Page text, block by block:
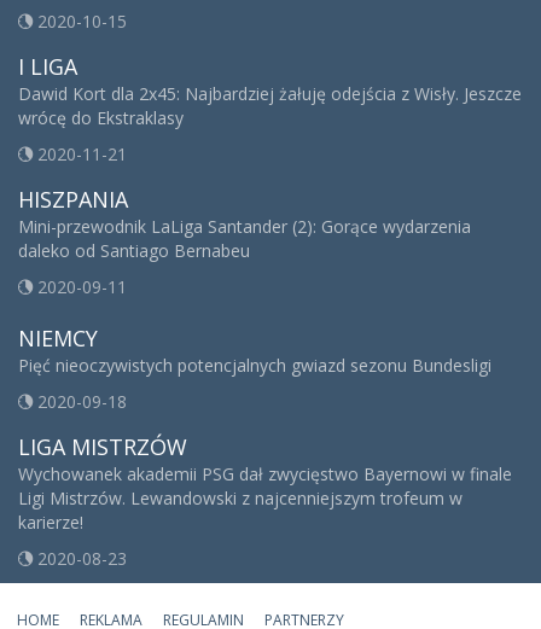
2020-10-15
I LIGA
Dawid Kort dla 2x45: Najbardziej żałuję odejścia z Wisły. Jeszcze
wrócę do Ekstraklasy
2020-11-21
HISZPANIA
Mini-przewodnik LaLiga Santander (2): Gorące wydarzenia
daleko od Santiago Bernabeu
2020-09-11
NIEMCY
Pięć nieoczywistych potencjalnych gwiazd sezonu Bundesligi
2020-09-18
LIGA MISTRZÓW
Wychowanek akademii PSG dał zwycięstwo Bayernowi w finale
Ligi Mistrzów. Lewandowski z najcenniejszym trofeum w
karierze!
2020-08-23
HOME REKLAMA REGULAMIN PARTNERZY